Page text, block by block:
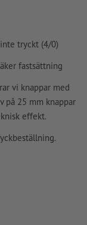
tryckt (4/0)
fastsättning
vi knappar med
på 25 mm knappar
effekt.